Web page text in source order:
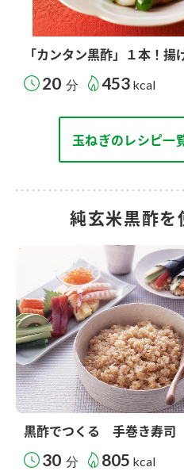
「カンタン黒酢」１本！揚
20 分 453 kcal
玉ねぎのレシピ一
純玄米黒酢を
黒酢でつくる 手巻き寿司
30 分 805 kcal